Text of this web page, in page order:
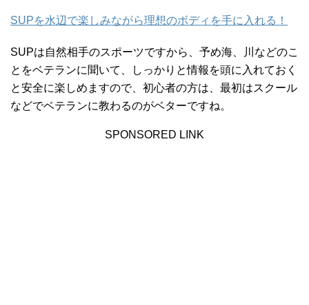
SUPを水辺で楽しみながら理想のボディを手に入れる！
SUPは自然相手のスポーツですから、予め海、川などのこ
とをベテランに聞いて、しっかりと情報を頭に入れておく
と安全に楽しめますので、初心者の方は、最初はスクール
などでベテランに教わるのがベターですね。
SPONSORED LINK